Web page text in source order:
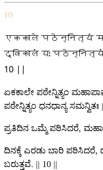
10
एककाले पठेन्नित्यं
द्विकालं यः
10 ||
ಏಕಕಾಲೇ ಪಠೇನ್ನಿತ್ಯಂ
ಪಠೇನ್ನಿತ್ಯಂ ಧನಧಾನ್ಯ ಸಮನ್ವಿತಃ
ಪ್ರತಿದಿನ ಒಮ್ಮೆ ಪಠಿಸಿದರೆ,
ದಿನಕ್ಕೆ ಎರಡು ಬಾರಿ ಪಠಿಸಿದರೆ,
ಬರುತ್ತವೆ. || 10 ||